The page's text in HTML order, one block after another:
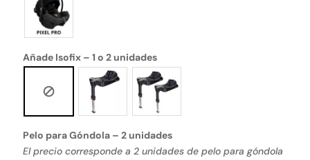
Añade Isofix – 1 o 2 unidades
Pelo para Góndola – 2 unidades
El precio corresponde a 2 unidades de pelo para góndola